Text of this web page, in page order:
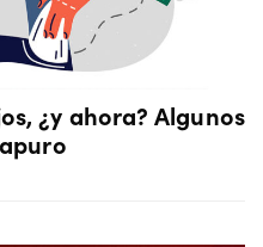
¿y ahora? Algunos